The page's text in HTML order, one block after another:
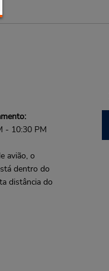
- 10:30 PM
avião, o
dentro do
distância do